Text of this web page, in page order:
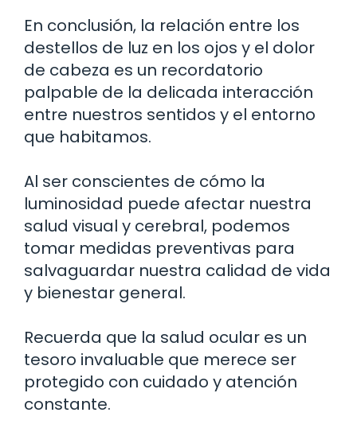
En conclusión, la relación entre los
destellos de luz en los ojos y el dolor
de cabeza es un recordatorio
palpable de la delicada interacción
entre nuestros sentidos y el entorno
que habitamos.
Al ser conscientes de cómo la
luminosidad puede afectar nuestra
salud visual y cerebral, podemos
tomar medidas preventivas para
salvaguardar nuestra calidad de vida
y bienestar general.
Recuerda que la salud ocular es un
tesoro invaluable que merece ser
protegido con cuidado y atención
constante.